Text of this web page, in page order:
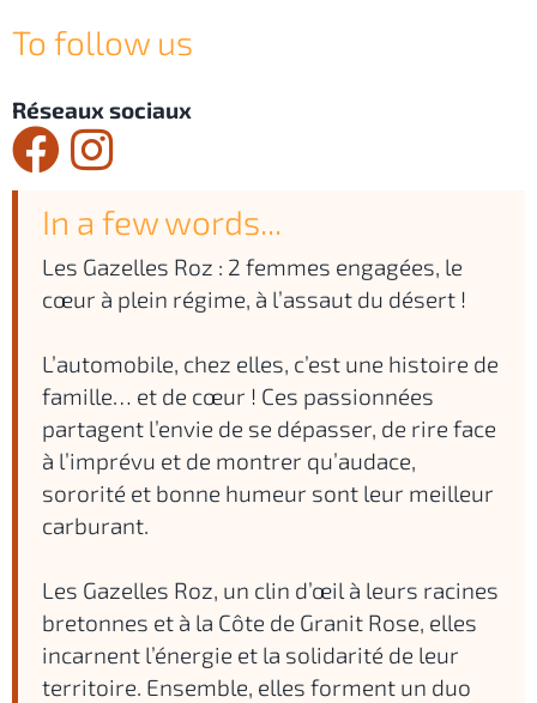
To follow us
Réseaux sociaux
In a few words...
Les Gazelles Roz : 2 femmes engagées, le
cœur à plein régime, à l’assaut du désert !
L’automobile, chez elles, c’est une histoire de
famille… et de cœur ! Ces passionnées
partagent l’envie de se dépasser, de rire face
à l’imprévu et de montrer qu’audace,
sororité et bonne humeur sont leur meilleur
carburant.
Les Gazelles Roz, un clin d’œil à leurs racines
bretonnes et à la Côte de Granit Rose, elles
incarnent l’énergie et la solidarité de leur
territoire. Ensemble, elles forment un duo